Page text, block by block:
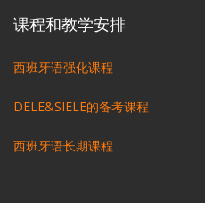
课程和教学安排
西班牙语强化课程
DELE&SIELE的备考课程
西班牙语长期课程